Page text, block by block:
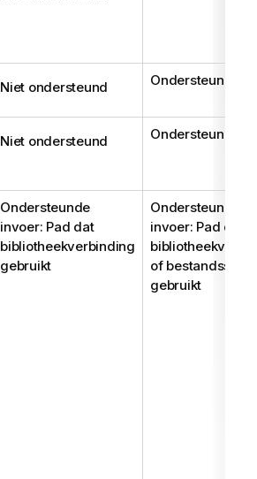
Niet ondersteund Ondersteund
Niet ondersteund Ondersteund
Ondersteunde
invoer: Pad dat
bibliotheekverbinding
gebruikt
Ondersteunde
invoer: Pad dat
of
gebruikt